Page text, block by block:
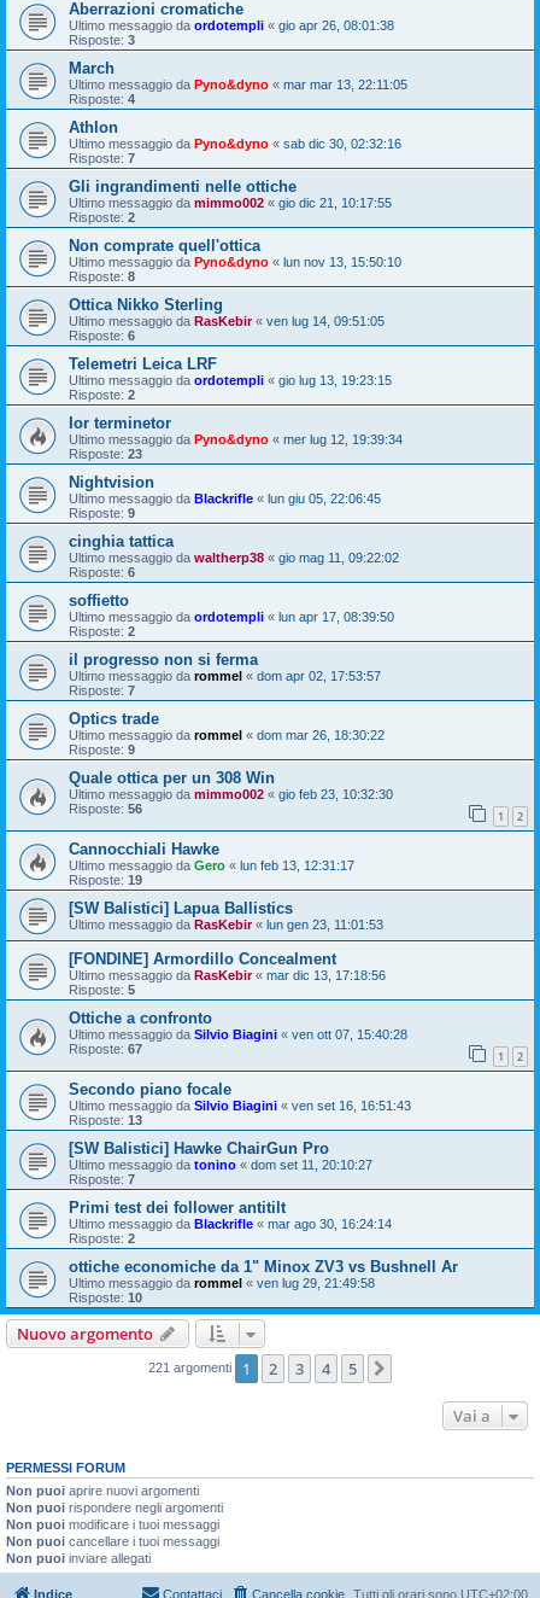
Aberrazioni cromatiche
Ultimo messaggio da ordotempli « gio apr 26, 08:01:38
Risposte: 3
March
Ultimo messaggio da Pyno&dyno « mar mar 13, 22:11:05
Risposte: 4
Athlon
Ultimo messaggio da Pyno&dyno « sab dic 30, 02:32:16
Risposte: 7
Gli ingrandimenti nelle ottiche
Ultimo messaggio da mimmo002 « gio dic 21, 10:17:55
Risposte: 2
Non comprate quell'ottica
Ultimo messaggio da Pyno&dyno « lun nov 13, 15:50:10
Risposte: 8
Ottica Nikko Sterling
Ultimo messaggio da RasKebir« ven lug 14, 09:51:05
Risposte: 6
Telemetri Leica LRF
Ultimo messaggio da ordotempli « gio lug 13, 19:23:15
Risposte: 2
Ior terminetor
Ultimo messaggio da Pyno&dyno « mer lug 12, 19:39:34
Risposte: 23
Nightvision
Ultimo messaggio da Blackrifle « lun giu 05, 22:06:45
Risposte: 9
cinghia tattica
Ultimo messaggio da waltherp38 « gio mag 11, 09:22:02
Risposte: 6
soffietto
Ultimo messaggio da ordotempli « lun apr 17, 08:39:50
Risposte: 2
il progresso non si ferma
Ultimo messaggio da rommel « dom apr 02, 17:53:57
Risposte: 7
Optics trade
Ultimo messaggio da rommel « dom mar 26, 18:30:22
Risposte: 9
Quale ottica per un 308 Win
Ultimo messaggio da mimmo002 « gio feb 23, 10:32:30
Risposte: 56 1 2
Cannocchiali Hawke
Ultimo messaggio da Gero « lun feb 13, 12:31:17
Risposte: 19
[SW Balistici] Lapua Ballistics
Ultimo messaggio da RasKebir« lun gen 23, 11:01:53
[FONDINE] Armordillo Concealment
Ultimo messaggio da RasKebir« mar dic 13, 17:18:56
Risposte: 5
Ottiche a confronto
Ultimo messaggio da Silvio Biagini « ven ott 07, 15:40:28
Risposte: 67 1 2
Secondo piano focale
Ultimo messaggio da Silvio Biagini « ven set 16, 16:51:43
Risposte: 13
[SW Balistici] Hawke ChairGun Pro
Ultimo messaggio da tonino « dom set 11, 20:10:27
Risposte: 7
Primi test dei follower antitilt
Ultimo messaggio da Blackrifle « mar ago 30, 16:24:14
Risposte: 2
ottiche economiche da 1" Minox ZV3 vs Bushnell Ar
Ultimo messaggio da rommel « ven lug 29, 21:49:58
Risposte: 10
Nuovo argomento
221 argomenti 1 2 3 4 5
Vai a
PERMESSI FORUM
Non puoi aprire nuovi argomenti
Non puoi rispondere negli argomenti
Non puoi modificare i tuoi messaggi
Non puoi cancellare i tuoi messaggi
Non puoi inviare allegati
Indice Tutti gli orari sono UTC+02:00
Cancella cookie
Contattaci